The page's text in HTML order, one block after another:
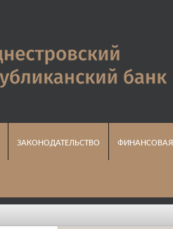
ЗАКОНОДАТЕЛЬСТВО